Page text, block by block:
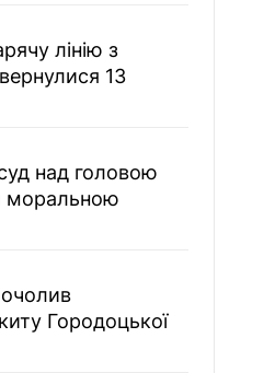
лінію з
13
над головою
моральною
Городоцької